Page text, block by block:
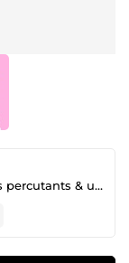
Copywriter, Secrétaire : Des écrits percutants & un cadre solide